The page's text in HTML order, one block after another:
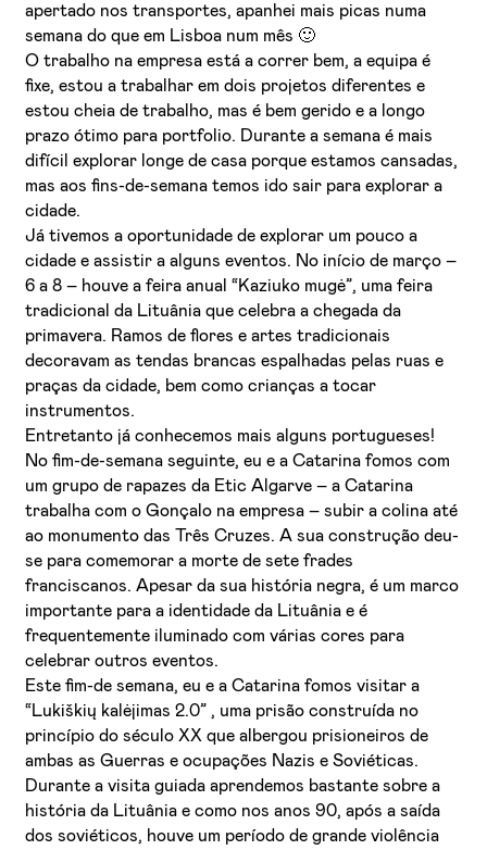
apertado nos transportes, apanhei mais picas numa
semana do que em Lisboa num mês 🙂
O trabalho na empresa está a correr bem, a equipa é
fixe, estou a trabalhar em dois projetos diferentes e
estou cheia de trabalho, mas é bem gerido e a longo
prazo ótimo para portfolio. Durante a semana é mais
difícil explorar longe de casa porque estamos cansadas,
mas aos fins-de-semana temos ido sair para explorar a
cidade.
Já tivemos a oportunidade de explorar um pouco a
cidade e assistir a alguns eventos. No início de março –
6 a 8 – houve a feira anual “Kaziuko mugė”, uma feira
tradicional da Lituânia que celebra a chegada da
primavera. Ramos de flores e artes tradicionais
decoravam as tendas brancas espalhadas pelas ruas e
praças da cidade, bem como crianças a tocar
instrumentos.
Entretanto já conhecemos mais alguns portugueses!
No fim-de-semana seguinte, eu e a Catarina fomos com
um grupo de rapazes da Etic Algarve – a Catarina
trabalha com o Gonçalo na empresa – subir a colina até
ao monumento das Três Cruzes. A sua construção deu-
se para comemorar a morte de sete frades
franciscanos. Apesar da sua história negra, é um marco
importante para a identidade da Lituânia e é
frequentemente iluminado com várias cores para
celebrar outros eventos.
Este fim-de semana, eu e a Catarina fomos visitar a
“Lukiškių kalėjimas 2.0” , uma prisão construída no
princípio do século XX que albergou prisioneiros de
ambas as Guerras e ocupações Nazis e Soviéticas.
Durante a visita guiada aprendemos bastante sobre a
história da Lituânia e como nos anos 90, após a saída
dos soviéticos, houve um período de grande violência